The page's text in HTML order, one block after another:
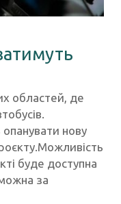
областей, де
нову
буде доступна
за